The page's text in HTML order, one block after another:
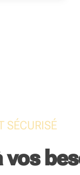
SÉCURISÉ
vos